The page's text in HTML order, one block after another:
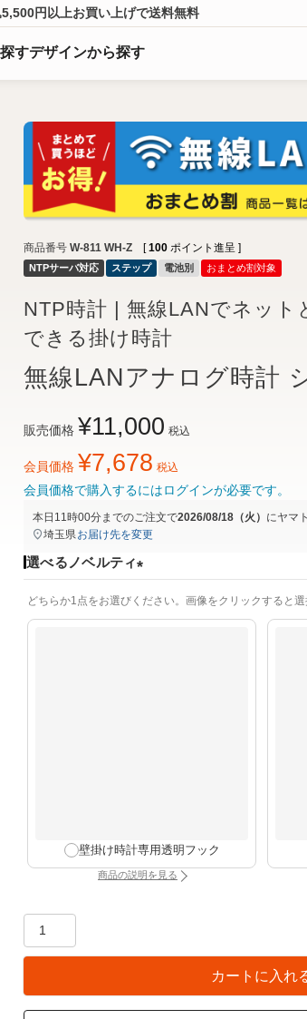
円以上お買い上げで送料無料
すデザインから探す
商品番号 W-811 WH-Z [ 100 ポイント進呈 ]
NTPサーバ対応 ステップ 電池別 おまとめ割対象
NTP時計 | 無線LANでネット
できる掛け時計
無線LANアナログ時計
販売価格 ¥11,000 税込
会員価格 ¥7,678 税込
会員価格で購入するにはログインが必要です。
本日 11時00分までのご注文で2026/08/18（火） にヤマ
埼玉県お届け先を変更
選べるノベルティ
必
どちらか1点をお選びください。画像をクリックすると選
壁掛け時計専用透明フック
商品の説明を見る：壁掛け時計専用透明フック（別タ
カートに入れ